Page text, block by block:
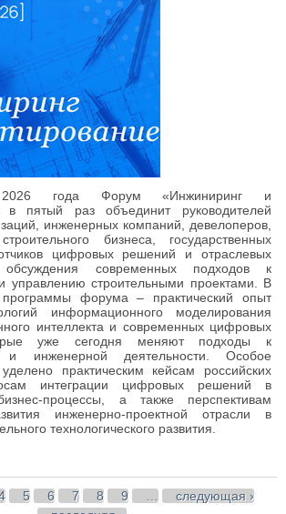
года Форум «Инжиниринг и
в пятый раз объединит руководителей
инженерных компаний, девелоперов,
бизнеса, государственных
цифровых решений и отраслевых
современных подходов к
управлению строительными проектами. В
форума – практический опыт
информационного моделирования
интеллекта и современных цифровых
уже сегодня меняют подходы к
и инженерной деятельности. Особое
практическим кейсам российских
интеграции цифровых решений в
процессы, а также перспективам
инженерно-проектной отрасли в
технологического развития.
5 6 7 8 9
следующая ›